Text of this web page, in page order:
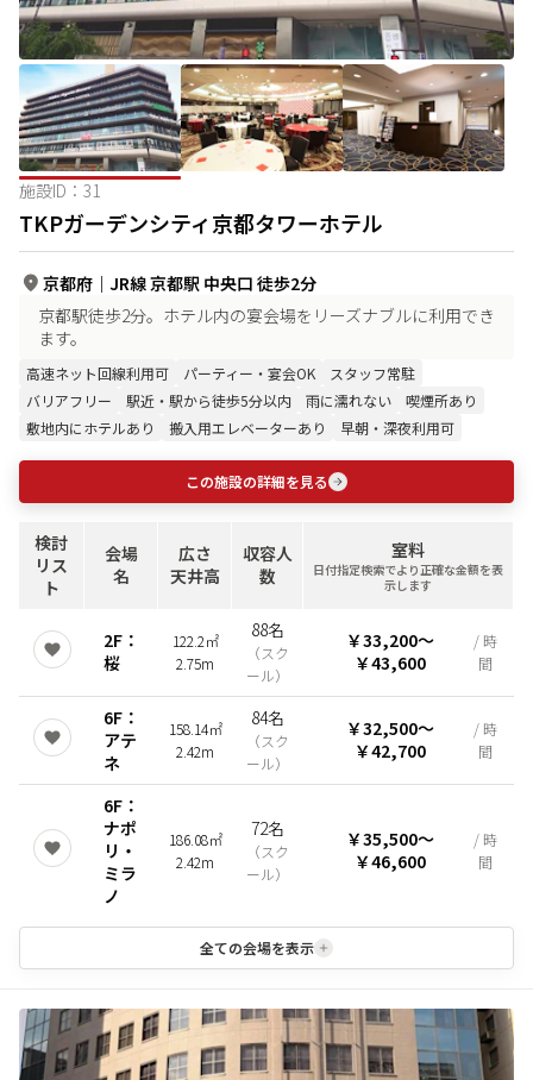
施設ID： 31
TKPガーデンシティ京都タワーホテル
京都府 ｜ JR線 京都駅 中央口 徒歩2分
京都駅徒歩2分。ホテル内の宴会場をリーズナブルに利用でき
ます。
高速ネット回線利用可 パーティー・宴会OK
スタッフ常駐
バリアフリー
駅近・駅から徒歩5分以内 雨に濡れない
喫煙所あり
敷地内にホテルあり
搬入用エレベーターあり 早朝・深夜利用可
この施設の詳細を見る
検討
リス
ト
会場
名
広さ
天井高
収容人
数
室料
日付指定検索でより正確な金額を表
示します
2F：
桜
122.2㎡
2.75m
88名
（スク
ール）
￥33,200〜
￥43,600
/ 時
間
6F：
アテ
ネ
158.14㎡
2.42m
84名
（スク
ール）
￥32,500〜
￥42,700
/ 時
間
6F：
ナポ
リ・
ミラ
ノ
186.08㎡
2.42m
72名
（スク
ール）
￥35,500〜
￥46,600
/ 時
間
全ての会場を表示